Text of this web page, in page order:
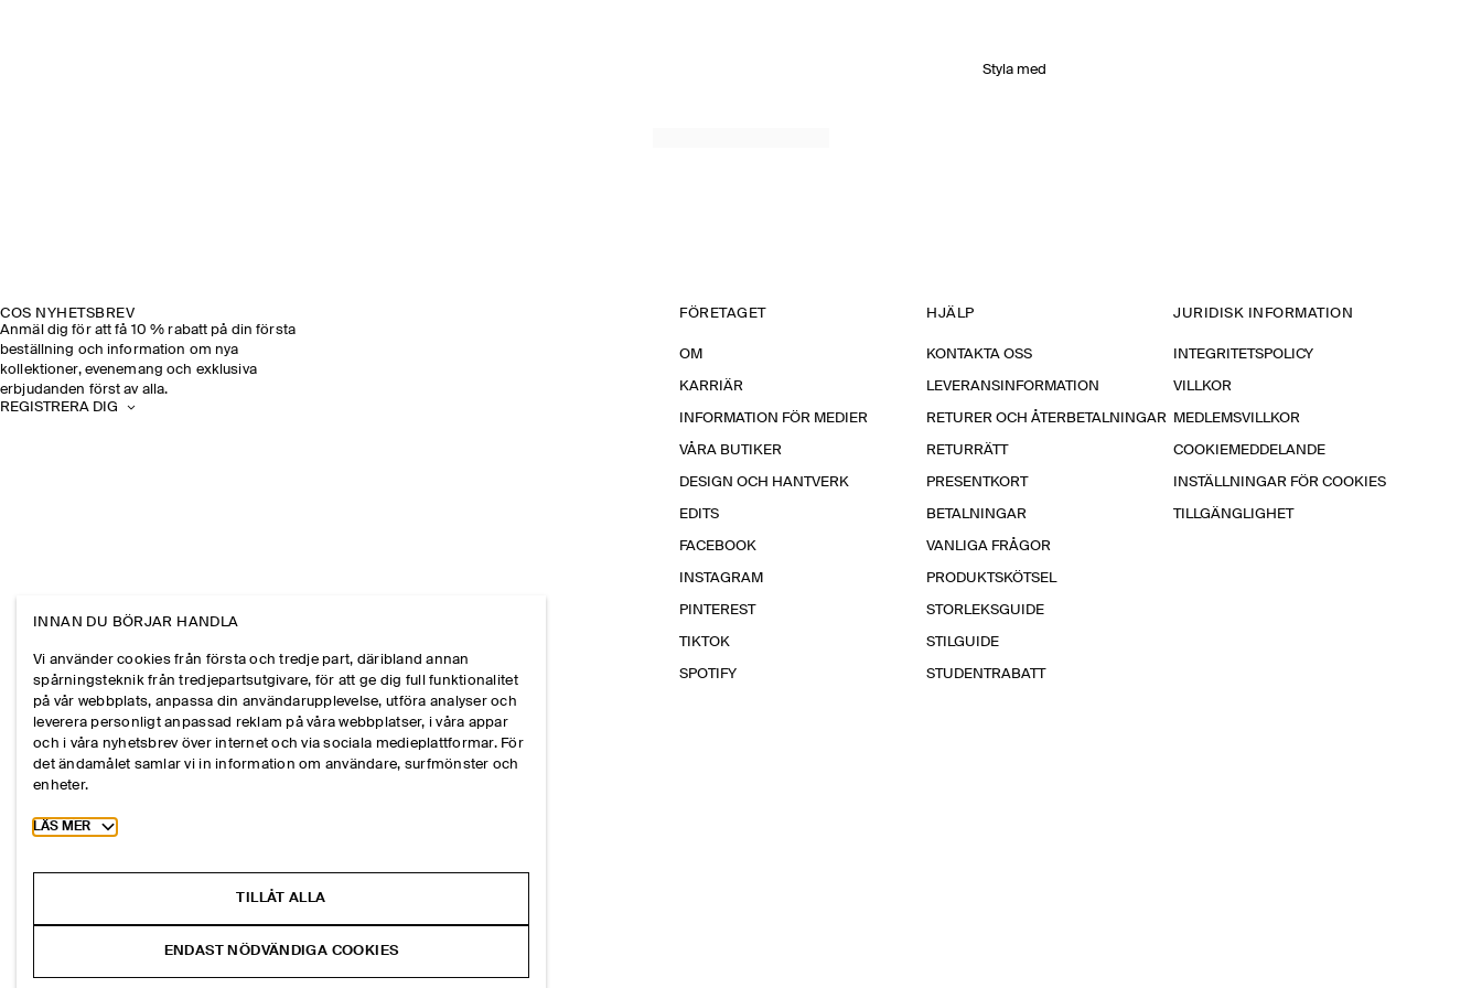
Styla med
COS NYHETSBREV
Anmäl dig för att få 10 % rabatt på din första
beställning och information om nya
kollektioner, evenemang och exklusiva
erbjudanden först av alla.
REGISTRERA DIG
FÖRETAGET
OM
KARRIÄR
INFORMATION FÖR MEDIER
VÅRA BUTIKER
DESIGN OCH HANTVERK
EDITS
FACEBOOK
INSTAGRAM
PINTEREST
TIKTOK
SPOTIFY
HJÄLP
KONTAKTA OSS
LEVERANSINFORMATION
RETURER OCH ÅTERBETALNINGAR
RETURRÄTT
PRESENTKORT
BETALNINGAR
VANLIGA FRÅGOR
PRODUKTSKÖTSEL
STORLEKSGUIDE
STILGUIDE
STUDENTRABATT
JURIDISK INFORMATION
INTEGRITETSPOLICY
VILLKOR
MEDLEMSVILLKOR
COOKIEMEDDELANDE
INSTÄLLNINGAR FÖR COOKIES
TILLGÄNGLIGHET
INNAN DU BÖRJAR HANDLA
Vi använder cookies från första och tredje part, däribland annan
spårningsteknik från tredjepartsutgivare, för att ge dig full funktionalitet
på vår webbplats, anpassa din användarupplevelse, utföra analyser och
leverera personligt anpassad reklam på våra webbplatser, i våra appar
och i våra nyhetsbrev över internet och via sociala medieplattformar. För
det ändamålet samlar vi in information om användare, surfmönster och
enheter.
Toggle more cookie information
LÄS MER
TILLÅT ALLA
ENDAST NÖDVÄNDIGA COOKIES